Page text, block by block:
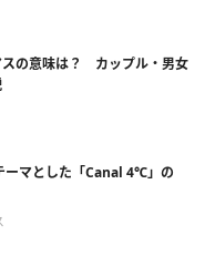
スの意味は？ カップル・男女
ーマとした「Canal 4℃」の